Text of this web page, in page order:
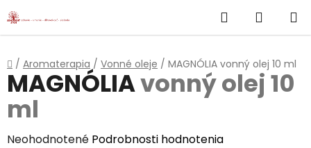
Prejsť
na
Hľadať
KOŠÍK
Domov
/ Aromaterapia / Vonné oleje / MAGNÓLIA vonný olej 10 ml
MAGNÓLIAvonný olej 10
ml
Priemerné
Neohodnotené Podrobnosti hodnotenia